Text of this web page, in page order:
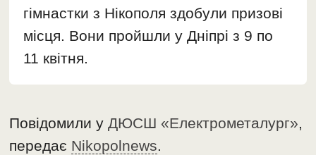
гімнастки з Нікополя здобули призові
місця. Вони пройшли у Дніпрі з 9 по
11 квітня.
Повідомили у ДЮСШ «Електрометалург»,
передає Nikopolnews.